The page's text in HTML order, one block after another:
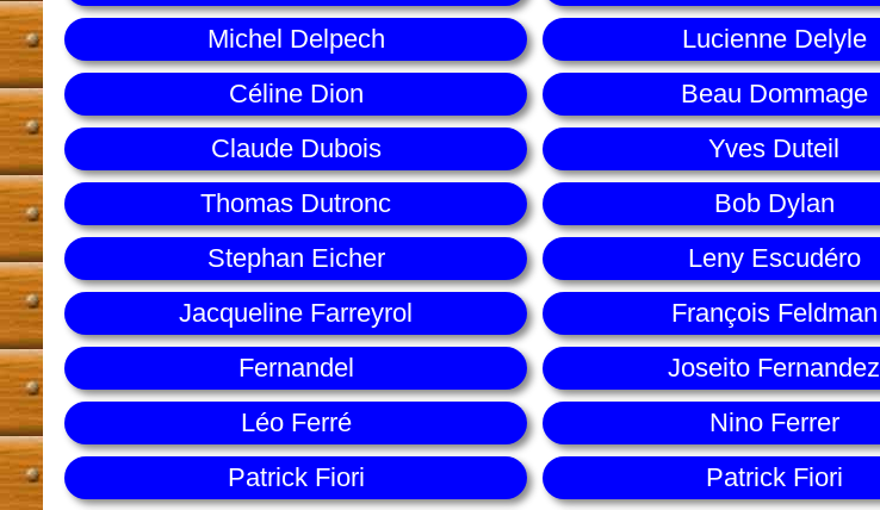
Michel Delpech
Lucienne Delyle
Céline Dion
Beau Dommage
Claude Dubois
Yves Duteil
Thomas Dutronc
Bob Dylan
Stephan Eicher
Leny Escudéro
Jacqueline Farreyrol
François Feldman
Fernandel
Joseito Fernandez
Léo Ferré
Nino Ferrer
Patrick Fiori
Patrick Fiori